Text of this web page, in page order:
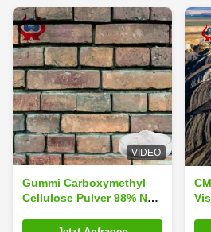
VIDEO
Gummi Carboxymethyl
Cellulose Pulver 98% NA
Papierherstellung